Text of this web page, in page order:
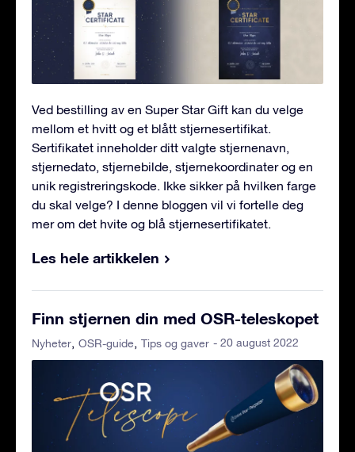
Ved bestilling av en Super Star Gift kan du velge
mellom et hvitt og et blått stjernesertifikat.
Sertifikatet inneholder ditt valgte stjernenavn,
stjernedato, stjernebilde, stjernekoordinater og en
unik registreringskode. Ikke sikker på hvilken farge
du skal velge? I denne bloggen vil vi fortelle deg
mer om det hvite og blå stjernesertifikatet.
Les hele artikkelen
Finn stjernen din med OSR-teleskopet
Nyheter OSR-guide Tips og gaver - 20 august 2022